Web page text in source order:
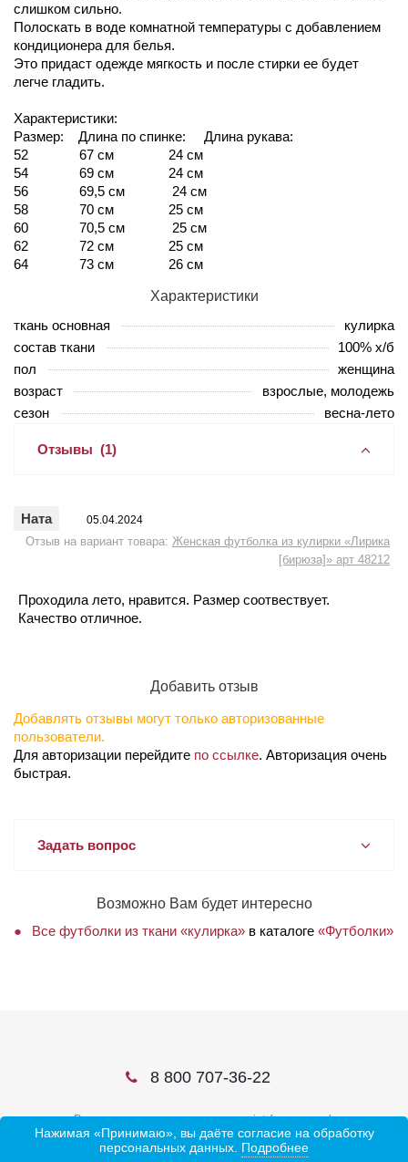
слишком сильно.
Полоскать в воде комнатной температуры с добавлением
кондиционера для белья.
Это придаст одежде мягкость и после стирки ее будет
легче гладить.
Характеристики:
Размер: Длина по спинке: Длина рукава:
52 67 см 24 см
54 69 см 24 см
56 69,5 см 24 см
58 70 см 25 см
60 70,5 см 25 см
62 72 см 25 см
64 73 см 26 см
Характеристики
ткань основная
кулирка
состав ткани
100% х/б
пол
женщина
возраст
взрослые, молодежь
сезон
весна-лето
Отзывы (1)
Ната 05.04.2024
Отзыв на вариант товара: Женская футболка из кулирки «Лирика
[бирюза]» арт 48212
Проходила лето, нравится. Размер соотвествует.
Качество отличное.
Добавить отзыв
Добавлять отзывы могут только авторизованные
пользователи.
Для авторизации перейдите по ссылке. Авторизация очень
быстрая.
Задать вопрос
Возможно Вам будет интересно
Все футболки из ткани «кулирка» в каталоге «Футболки»
8 800 707-36-22
В соцсетях ищите нас по слову ivtrf или ивтрф
Нажимая «Принимаю», вы даёте согласие на обработку
персональных данных. Подробнее